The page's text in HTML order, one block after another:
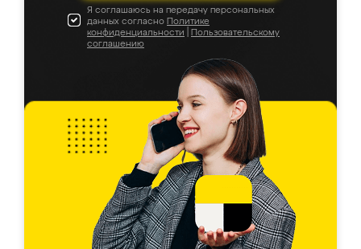
Я соглашаюсь на передачу персональных
данных согласно Политике
конфиденциальности
Пользовательскому
соглашению